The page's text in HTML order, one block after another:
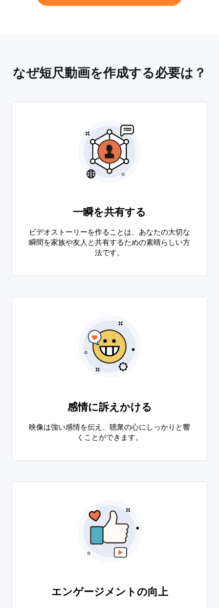
なぜ短尺動画を作成する必要は？
一瞬を共有する
ビデオストーリーを作ることは、あなたの大切な
瞬間を家族や友人と共有するための素晴らしい方
法です。
感情に訴えかける
映像は強い感情を伝え、聴衆の心にしっかりと響
くことができます。
エンゲージメントの向上